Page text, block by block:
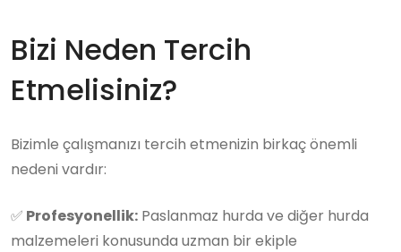
Bizi Neden Tercih
Etmelisiniz?
Bizimle çalışmanızı tercih etmenizin birkaç önemli
nedeni vardır:
✅ Profesyonellik: Paslanmaz hurda ve diğer hurda
malzemeleri konusunda uzman bir ekiple